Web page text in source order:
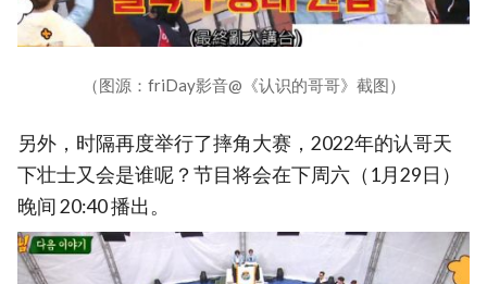
（图源：friDay影音@《认识的哥哥》截图）
另外，时隔再度举行了摔角大赛，2022年的认哥天
下壮士又会是谁呢？节目将会在下周六（1月29日）
晚间 20:40 播出。